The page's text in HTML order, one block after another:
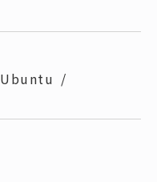
Ubuntu /